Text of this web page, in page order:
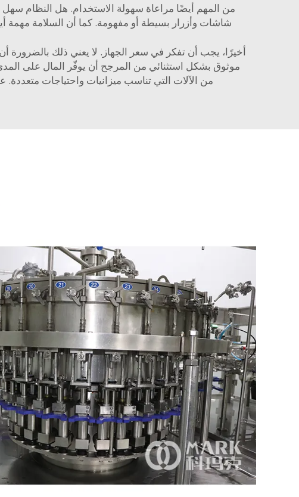
من المهم أيضًا مراعاة سهولة الاستخدام. هل النظام
شاشات وأزرار بسيطة أو مفهومة. كما أن السلامة مهمة
أخيرًا، يجب أن تفكر في سعر الجهاز. لا يعني ذلك بالضرورة
موثوق بشكل استثنائي من المرجح أن يوفّر المال على
من الآلات التي تناسب ميزانيات واحتياجات متعددة.